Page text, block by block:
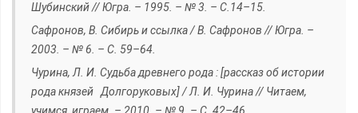
Шубинский // Югра. – 1995. – № 3. – С.14–15.
Сафронов, В. Сибирь и ссылка / В. Сафронов // Югра. –
2003. – № 6. – С. 59–64.
Чурина, Л. И. Судьба древнего рода : [рассказ об истории
рода князей Долгоруковых] / Л. И. Чурина // Читаем,